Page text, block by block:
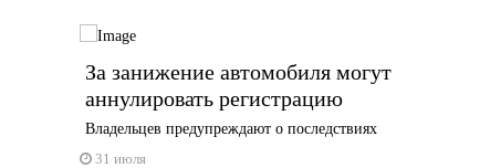
За занижение автомобиля могут
аннулировать регистрацию
Владельцев предупреждают о последствиях
31 июля